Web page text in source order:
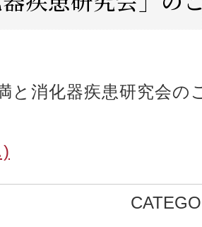
と消化器疾患研究会の